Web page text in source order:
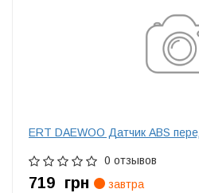
ERT DAEWOO Датчик ABS
0 отзывов
719 грн
завтра